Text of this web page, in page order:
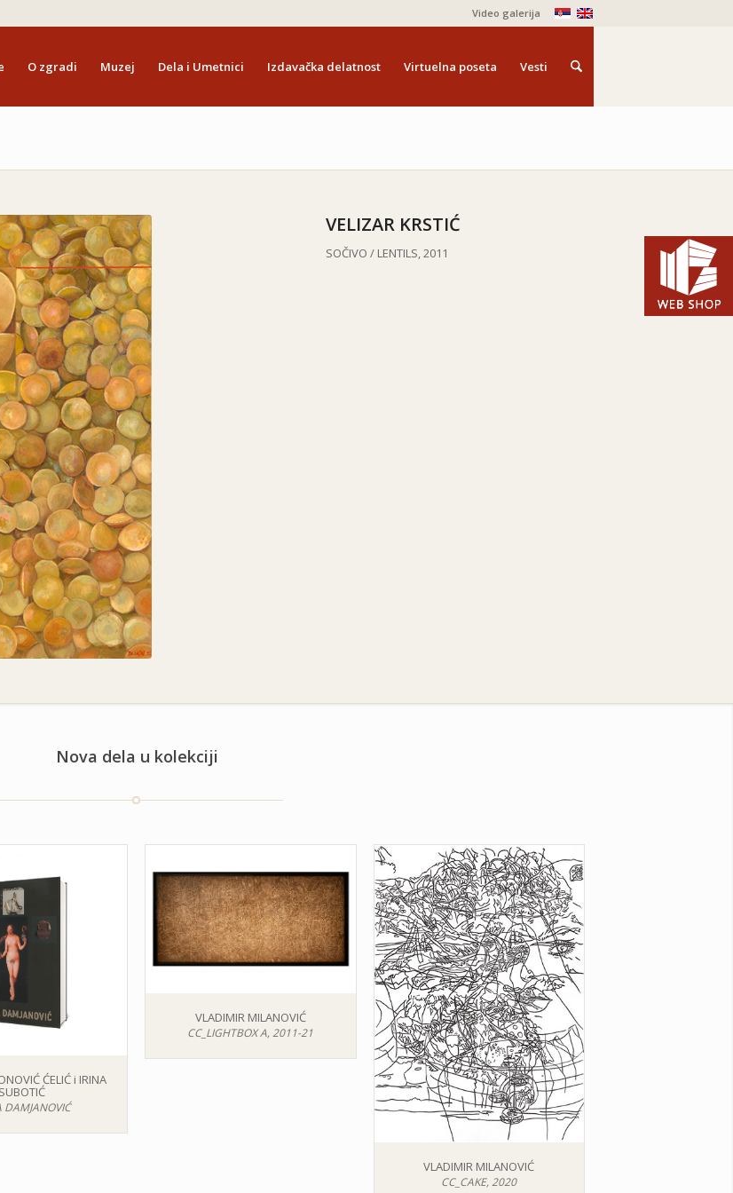
Video galerija
O zgradi Muzej Dela i Umetnici Izdavačka delatnost Virtuelna poseta Vesti
VELIZAR KRSTIĆ
SOČIVO / LENTILS, 2011
Nova dela u kolekciji
ĆELIĆ i IRINA
SUBOTIĆ
DAMJANOVIĆ
VLADIMIR MILANOVIĆ
CC_LIGHTBOX A, 2011-21
VLADIMIR MILANOVIĆ
CC_CAKE, 2020